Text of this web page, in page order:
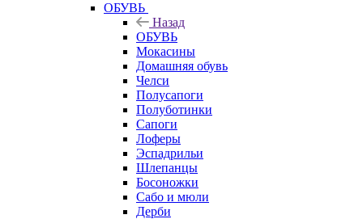
ОБУВЬ
Назад
ОБУВЬ
Мокасины
Домашняя обувь
Челси
Полусапоги
Полуботинки
Сапоги
Лоферы
Эспадрильи
Шлепанцы
Босоножки
Сабо и мюли
Дерби